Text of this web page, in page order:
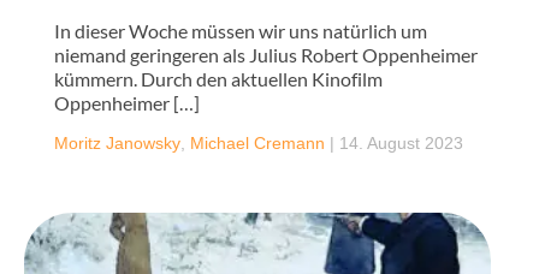
In dieser Woche müssen wir uns natürlich um
niemand geringeren als Julius Robert Oppenheimer
kümmern. Durch den aktuellen Kinofilm
Oppenheimer […]
Moritz Janowsky Michael Cremann | 14. August 2023